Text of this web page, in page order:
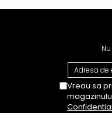
Vreau sa